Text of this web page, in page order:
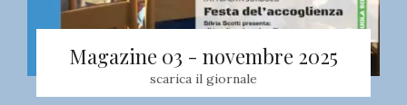
Magazine 03 - novembre 2025
scarica il giornale